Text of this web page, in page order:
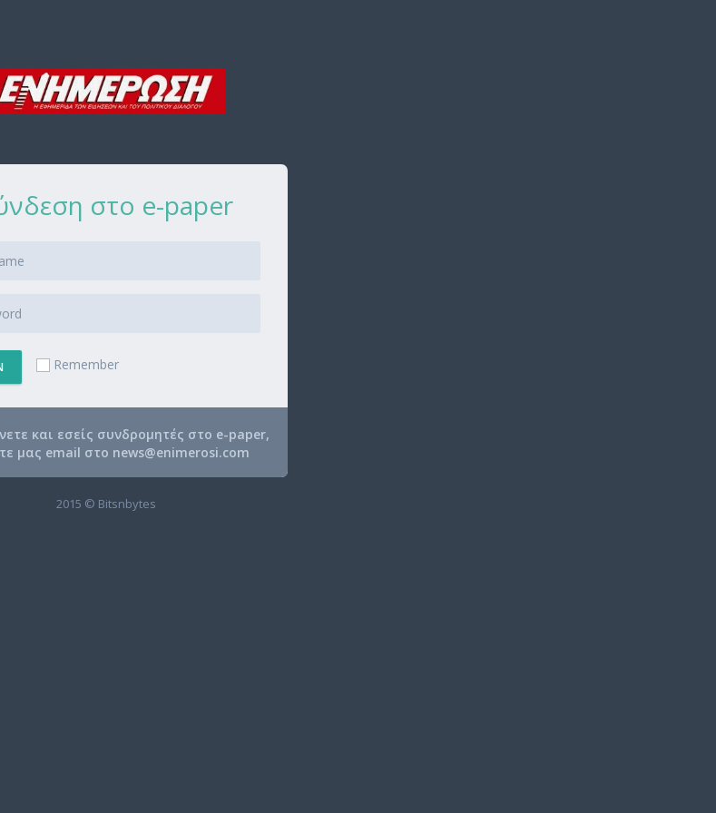
στο e-paper
Remember
και εσείς συνδρομητές στο e-paper,
μας email στο news@enimerosi.com
2015 © Bitsnbytes